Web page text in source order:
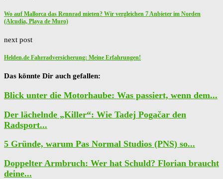
Wo auf Mallorca das Rennrad mieten? Wir vergleichen 7 Anbieter im Norden
(Alcudia, Playa de Muro)
next post
Helden.de Fahrradversicherung: Meine Erfahrungen!
Das könnte Dir auch gefallen:
Blick unter die Motorhaube: Was passiert, wenn dem...
Der lächelnde „Killer“: Wie Tadej Pogačar den
Radsport...
5 Gründe, warum Pas Normal Studios (PNS) so...
Doppelter Armbruch: Wer hat Schuld? Florian braucht
deine...